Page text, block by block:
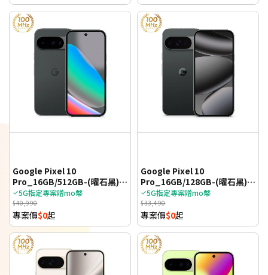
Google Pixel 10
Pro_16GB/512GB-(曜石黑)
(5G)
5G指定專案贈mo幣
$40,990
專案價$0起
Google Pixel 10
Pro_16GB/128GB-(曜石黑)
(5G)
5G指定專案贈mo幣
$33,490
專案價$0起